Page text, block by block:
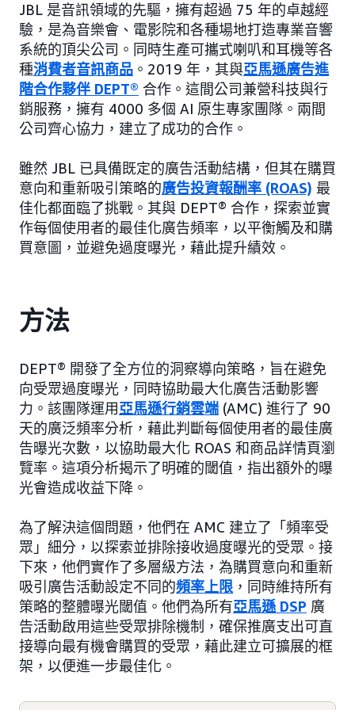
JBL 是音訊領域的先驅，擁有超過 75 年的卓越經
驗，是為音樂會、電影院和各種場地打造專業音響
系統的頂尖公司。同時生產可攜式喇叭和耳機等各
種消費者音訊商品 。2019 年，其與亞馬遜廣告進
階合作夥伴 DEPT® 合作。這間公司兼營科技與行
銷服務，擁有 4000 多個 AI 原生專家團隊。兩間
公司齊心協力，建立了成功的合作。
雖然 JBL 已具備既定的廣告活動結構，但其在購買
意向和重新吸引策略的廣告投資報酬率 (ROAS) 最
佳化都面臨了挑戰。其與 DEPT® 合作，探索並實
作每個使用者的最佳化廣告頻率，以平衡觸及和購
買意圖，並避免過度曝光，藉此提升績效。
方法
DEPT® 開發了全方位的洞察導向策略，旨在避免
向受眾過度曝光，同時協助最大化廣告活動影響
力。該團隊運用亞馬遜行銷雲端 (AMC) 進行了 90
天的廣泛頻率分析，藉此判斷每個使用者的最佳廣
告曝光次數，以協助最大化 ROAS 和商品詳情頁瀏
覽率。這項分析揭示了明確的閾值，指出額外的曝
光會造成收益下降。
為了解決這個問題，他們在 AMC 建立了「頻率受
眾」細分，以探索並排除接收過度曝光的受眾。接
下來，他們實作了多層級方法，為購買意向和重新
吸引廣告活動設定不同的頻率上限 ，同時維持所有
策略的整體曝光閾值。他們為所有亞馬遜 DSP 廣
告活動啟用這些受眾排除機制，確保推廣支出可直
接導向最有機會購買的受眾，藉此建立可擴展的框
架，以便進一步最佳化。